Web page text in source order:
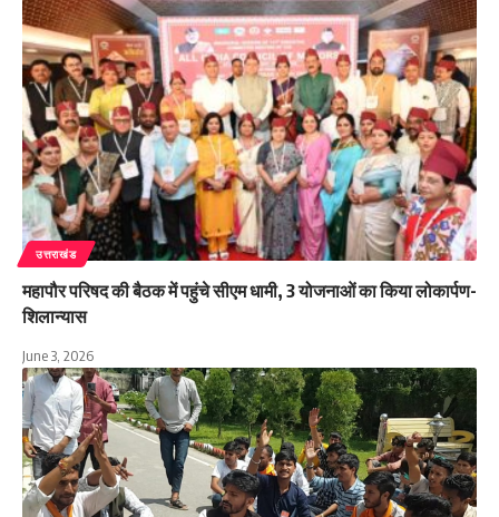
उत्तराखंड
महापौर परिषद की बैठक में पहुंचे सीएम धामी, 3 योजनाओं का किया लोकार्पण-
शिलान्यास
June 3, 2026